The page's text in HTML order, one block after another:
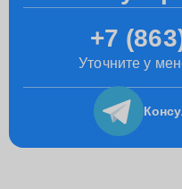
+7
Уточните у